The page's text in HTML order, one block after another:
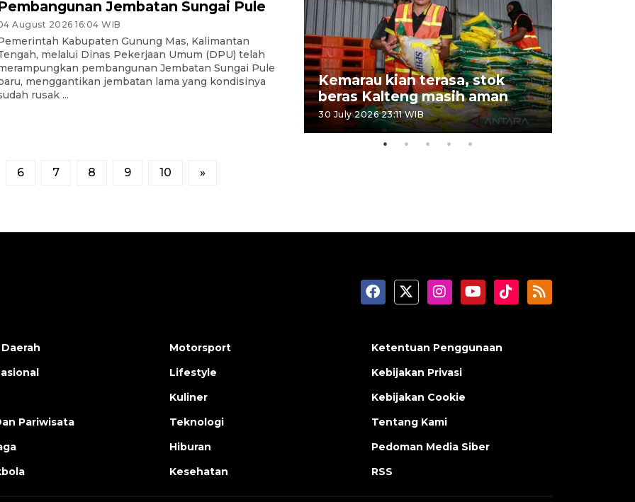
Jembatan Sungai Pule
August 2026 16:04 WIB
Kabupaten Gunung Mas, Kalimantan
melalui Dinas Pekerjaan Umum (DPU) telah
pembangunan Jembatan Sungai Pule
menggantikan jembatan lama yang kondisinya
rusak ...
6 7 8 9 10 »
Prediksi puncak musim
kemarau di Kalimantan
Kemarau kian terasa, stok
beras Kalteng masih aman
30 July 2026 23:11 WIB
Pariwisata
Motorsport
Lifestyle
Kuliner
Teknologi
Hiburan
Kesehatan
Ketentuan Penggunaan
Kebijakan Privasi
Kebijakan Cookie
Tentang Kami
Pedoman Media Siber
RSS